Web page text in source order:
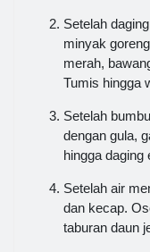
Setelah
minyak
merah,
Tumis hingga
Setelah
dengan gula,
hingga daging
Setelah air
dan kecap.
taburan daun